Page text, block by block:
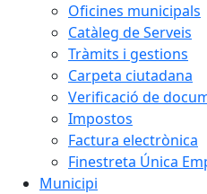
Oficines municipals
Catàleg de Serveis
Tràmits i gestions
Carpeta ciutadana
Verificació de
Impostos
Factura electrònica
Finestreta Única
Municipi